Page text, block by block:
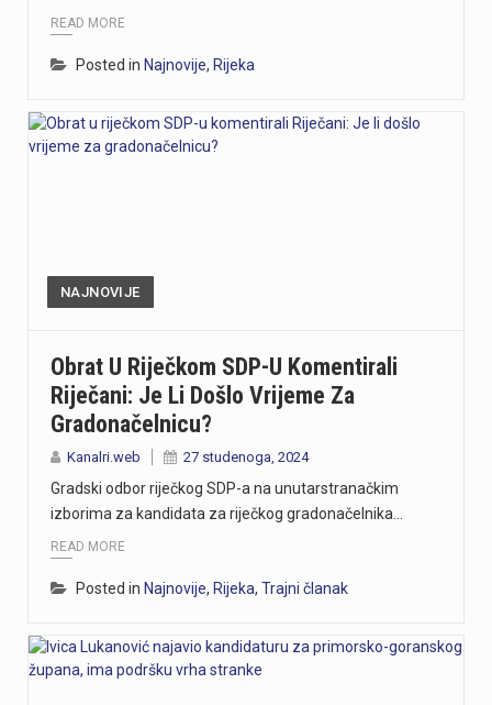
READ MORE
Posted in Najnovije, Rijeka
NAJNOVIJE
Obrat U Riječkom SDP-U Komentirali
Riječani: Je Li Došlo Vrijeme Za
Gradonačelnicu?
Kanalri.web 27 studenoga, 2024
Gradski odbor riječkog SDP-a na unutarstranačkim
izborima za kandidata za riječkog gradonačelnika…
READ MORE
Posted in Najnovije, Rijeka, Trajni članak